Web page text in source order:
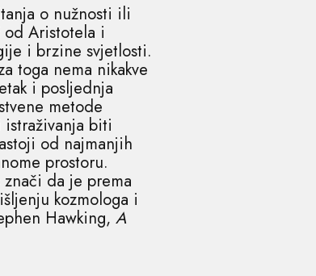
o nužnosti ili
od Aristotela i
i brzine svjetlosti.
toga nema nikakve
i posljednja
metode
biti
od najmanjih
prostoru.
da je prema
kozmologa i
Hawking, A